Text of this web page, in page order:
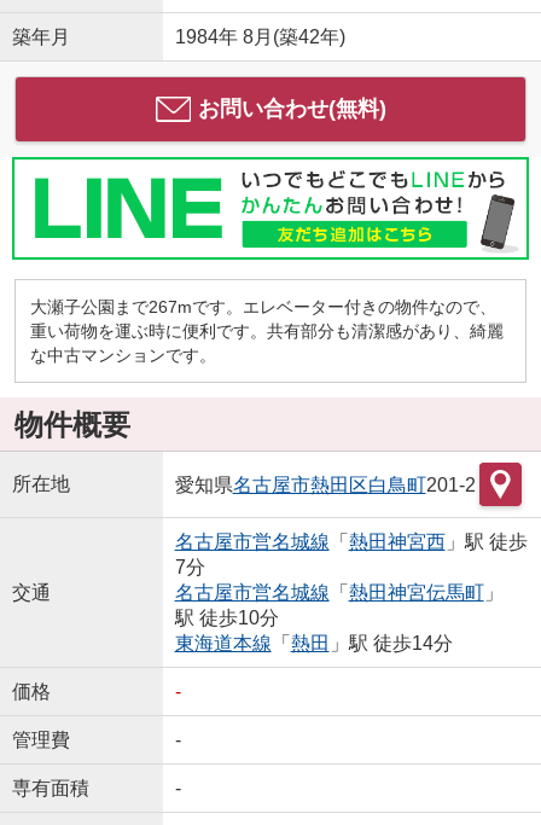
築年月 1984年 8月(築42年)
お問い合わせ(無料)
大瀬子公園まで267mです。エレベーター付きの物件なので、
重い荷物を運ぶ時に便利です。共有部分も清潔感があり、綺麗
な中古マンションです。
物件概要
所在地 愛知県名古屋市熱田区白鳥町201-2
交通
名古屋市営名城線 「 熱田神宮西」駅 徒歩
7分
名古屋市営名城線 「 熱田神宮伝馬町」
駅 徒歩10分
東海道本線 「 熱田 」駅 徒歩14分
価格 -
管理費 -
専有面積 -